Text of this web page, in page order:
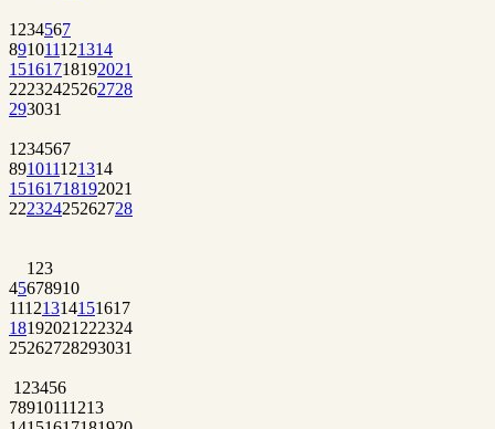
1 234567
891011121314
15161718192021
22232425262728
293031
1 234567
891011121314
15161718192021
22232425262728
1 23
45678910
11121314151617
18192021 222324
25262728293031
1 23456
78910111213